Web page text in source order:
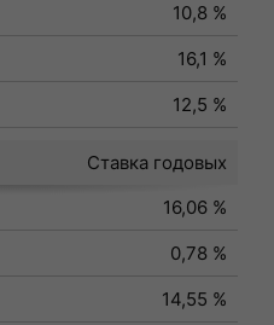
10,8 %
16,1 %
12,5 %
Ставка годовых
16,06 %
0,78 %
14,55 %